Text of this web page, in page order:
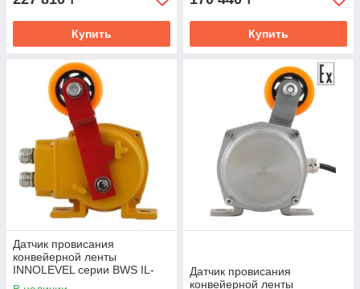
Купить Купить
Датчик провисания
конвейерной ленты
INNOLEVEL серии BWS IL-
BWS
Датчик провисания
конвейерной ленты